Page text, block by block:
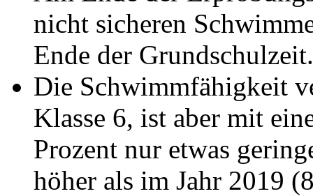
nicht sicheren
Ende der Grundschulzeit.
Die Schwimmfähigkeit
Klasse 6, ist aber mit
Prozent nur etwas
höher als im Jahr 2019